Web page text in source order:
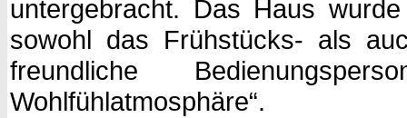
untergebracht. Das Haus
sowohl das Frühstücks- als
freundliche
Wohlfühlatmosphäre“.